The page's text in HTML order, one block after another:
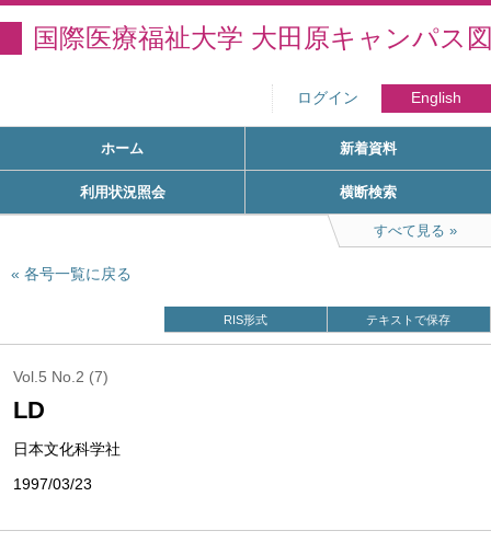
国際医療福祉大学 大田原キャンパス
ログイン English
ホーム 新着資料
利用状況照会 横断検索
すべて見る
各号一覧に戻る
RIS形式 テキストで保存
Vol.5 No.2 (7)
LD
日本文化科学社
1997/03/23